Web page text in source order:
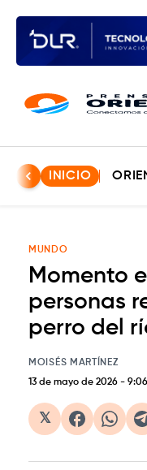
INICIO
MUNDO
Momento
personas
perro del
MOISÉS MARTÍNEZ
13 de mayo de 2026 -
𝕏